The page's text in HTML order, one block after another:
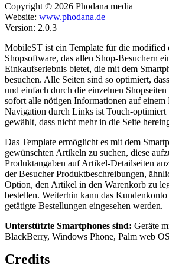
Copyright © 2026 Phodana media
Website: www.phodana.de
Version: 2.0.3
MobileST ist ein Template für die modified
Shopsoftware, das allen Shop-Besuchern
Einkaufserlebnis bietet, die mit dem
besuchen. Alle Seiten sind so optimiert,
und einfach durch die einzelnen
sofort alle nötigen Informationen auf
Navigation durch Links ist Touch-optimiert
gewählt, dass nicht mehr in die Seite
Das Template ermöglicht es mit dem
gewünschten Artikeln zu suchen, diese
Produktangaben auf Artikel-Detailseiten
der Besucher Produktbeschreibungen,
Option, den Artikel in den Warenkorb zu
bestellen. Weiterhin kann das
getätigte Bestellungen eingesehen werden.
Unterstützte Smartphones sind: Geräte
BlackBerry, Windows Phone, Palm web
Credits